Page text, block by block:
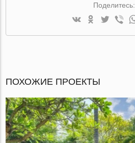
Поделитесь:
ПОХОЖИЕ ПРОЕКТЫ